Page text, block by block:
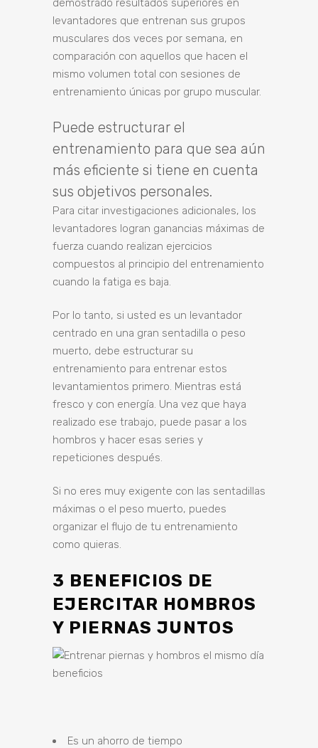
demostrado resultados superiores en
levantadores que entrenan sus grupos
musculares dos veces por semana, en
comparación con aquellos que hacen el
mismo volumen total con sesiones de
entrenamiento únicas por grupo muscular.
Puede estructurar el
entrenamiento para que sea aún
más eficiente si tiene en cuenta
sus objetivos personales.
Para citar investigaciones adicionales, los
levantadores logran ganancias máximas de
fuerza cuando realizan ejercicios
compuestos al principio del entrenamiento
cuando la fatiga es baja.
Por lo tanto, si usted es un levantador
centrado en una gran sentadilla o peso
muerto, debe estructurar su
entrenamiento para entrenar estos
levantamientos primero. Mientras está
fresco y con energía. Una vez que haya
realizado ese trabajo, puede pasar a los
hombros y hacer esas series y
repeticiones después.
Si no eres muy exigente con las sentadillas
máximas o el peso muerto, puedes
organizar el flujo de tu entrenamiento
como quieras.
3 BENEFICIOS DE
EJERCITAR HOMBROS
Y PIERNAS JUNTOS
Es un ahorro de tiempo